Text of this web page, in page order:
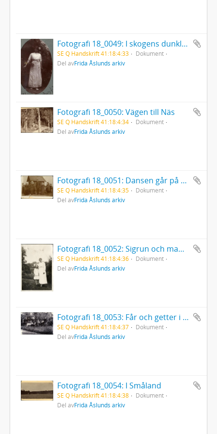
Fotografi 18_0049: I skogens dunkla gömma
SE Q Handskrift 41:18:4:33
Dokument
Del avFrida Åslunds arkiv
Fotografi 18_0050: Vägen till Näs
SE Q Handskrift 41:18:4:34
Dokument
Del avFrida Åslunds arkiv
Fotografi 18_0051: Dansen går på Fornby Klint
SE Q Handskrift 41:18:4:35
Dokument
Del avFrida Åslunds arkiv
Fotografi 18_0052: Sigrun och mamma på Forsbacka
SE Q Handskrift 41:18:4:36
Dokument
Del avFrida Åslunds arkiv
Fotografi 18_0053: Får och getter i Degermans Kalvhage
SE Q Handskrift 41:18:4:37
Dokument
Del avFrida Åslunds arkiv
Fotografi 18_0054: I Småland
SE Q Handskrift 41:18:4:38
Dokument
Del avFrida Åslunds arkiv